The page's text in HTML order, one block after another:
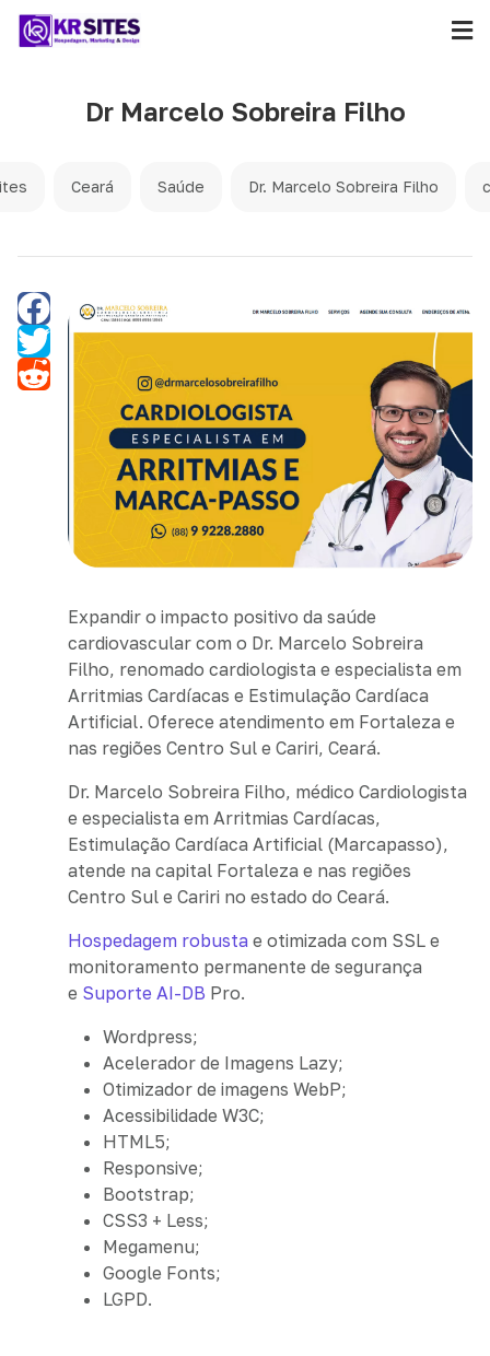
Dr Marcelo Sobreira Filho
Ceará Saúde Dr. Marcelo Sobreira Filho
Expandir o impacto positivo da saúde
cardiovascular com o Dr. Marcelo Sobreira
Filho, renomado cardiologista e especialista em
Arritmias Cardíacas e Estimulação Cardíaca
Artificial. Oferece atendimento em Fortaleza e
nas regiões Centro Sul e Cariri, Ceará.
Dr. Marcelo Sobreira Filho, médico Cardiologista
e especialista em Arritmias Cardíacas,
Estimulação Cardíaca Artificial (Marcapasso),
atende na capital Fortaleza e nas regiões
Centro Sul e Cariri no estado do Ceará.
Hospedagem robusta e otimizada com SSL e
monitoramento permanente de segurança
e Suporte AI-DB Pro.
Wordpress;
Acelerador de Imagens Lazy;
Otimizador de imagens WebP;
Acessibilidade W3C;
HTML5;
Responsive;
Bootstrap;
CSS3 + Less;
Megamenu;
Google Fonts;
LGPD.